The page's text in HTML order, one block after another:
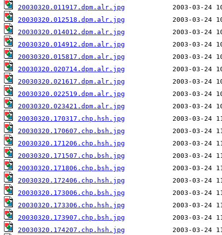
20030320.011917.dpm.alr.jpg
20030320.012518.dpm.alr.jpg
20030320.014012.dpm.alr.jpg
20030320.014912.dpm.alr.jpg
20030320.015817.dpm.alr.jpg
20030320.020714.dpm.alr.jpg
20030320.021617.dpm.alr.jpg
20030320.022519.dpm.alr.jpg
20030320.023421.dpm.alr.jpg
20030320.170317.chp.hsh.jpg
20030320.170607.chp.bsh.jpg
20030320.171206.chp.hsh.jpg
20030320.171507.chp.bsh.jpg
20030320.171806.chp.bsh.jpg
20030320.172406.chp.hsh.jpg
20030320.173006.chp.bsh.jpg
20030320.173306.chp.hsh.jpg
20030320.173907.chp.bsh.jpg
20030320.174207.chp.hsh.jpg